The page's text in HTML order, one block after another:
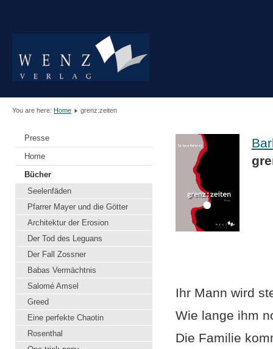
You are here: Home grenz:zeiten
Presse
Home
Bücher
Seelenfäden
Pfarrer Mayer und die Götter
Architektur der Erosion
Der Tod des Leguans
Der Fall Zossner
Babas Vermächtnis
Salomé Amsel
Greed
Eine perfekte Chaotin
Rosenthal
Ihr Mann wird
Wie lange ihm
Die Familie